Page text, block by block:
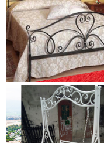
Mẫu ban công sắt
Đây là mẫu lan can ban
hộp đẹp, đơn giản, hiện